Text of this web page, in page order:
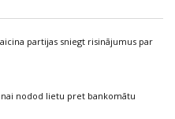
partijas sniegt risinājumus par
nodod lietu pret bankomātu